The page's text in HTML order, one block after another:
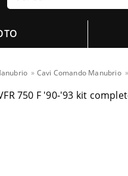
Cavi Comando Manubrio